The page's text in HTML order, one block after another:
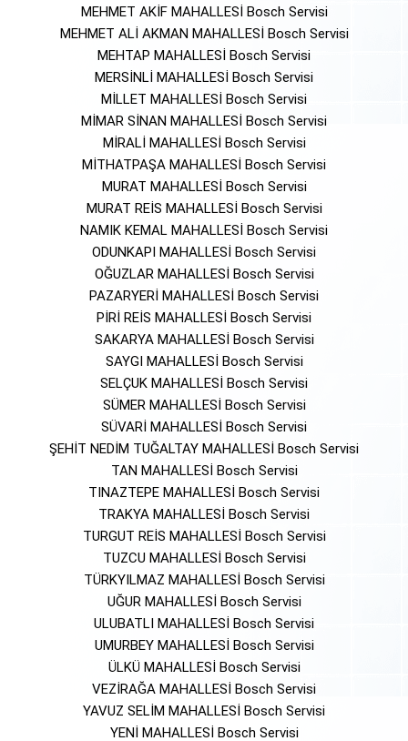
MEHMET AKİF MAHALLESİ Bosch Servisi
MEHMET ALİ AKMAN MAHALLESİ Bosch Servisi
MEHTAP MAHALLESİ Bosch Servisi
MERSİNLİ MAHALLESİ Bosch Servisi
MİLLET MAHALLESİ Bosch Servisi
MİMAR SİNAN MAHALLESİ Bosch Servisi
MİRALİ MAHALLESİ Bosch Servisi
MİTHATPAŞA MAHALLESİ Bosch Servisi
MURAT MAHALLESİ Bosch Servisi
MURAT REİS MAHALLESİ Bosch Servisi
NAMIK KEMAL MAHALLESİ Bosch Servisi
ODUNKAPI MAHALLESİ Bosch Servisi
OĞUZLAR MAHALLESİ Bosch Servisi
PAZARYERİ MAHALLESİ Bosch Servisi
PİRİ REİS MAHALLESİ Bosch Servisi
SAKARYA MAHALLESİ Bosch Servisi
SAYGI MAHALLESİ Bosch Servisi
SELÇUK MAHALLESİ Bosch Servisi
SÜMER MAHALLESİ Bosch Servisi
SÜVARİ MAHALLESİ Bosch Servisi
ŞEHİT NEDİM TUĞALTAY MAHALLESİ Bosch Servisi
TAN MAHALLESİ Bosch Servisi
TINAZTEPE MAHALLESİ Bosch Servisi
TRAKYA MAHALLESİ Bosch Servisi
TURGUT REİS MAHALLESİ Bosch Servisi
TUZCU MAHALLESİ Bosch Servisi
TÜRKYILMAZ MAHALLESİ Bosch Servisi
UĞUR MAHALLESİ Bosch Servisi
ULUBATLI MAHALLESİ Bosch Servisi
UMURBEY MAHALLESİ Bosch Servisi
ÜLKÜ MAHALLESİ Bosch Servisi
VEZİRAĞA MAHALLESİ Bosch Servisi
YAVUZ SELİM MAHALLESİ Bosch Servisi
YENİ MAHALLESİ Bosch Servisi